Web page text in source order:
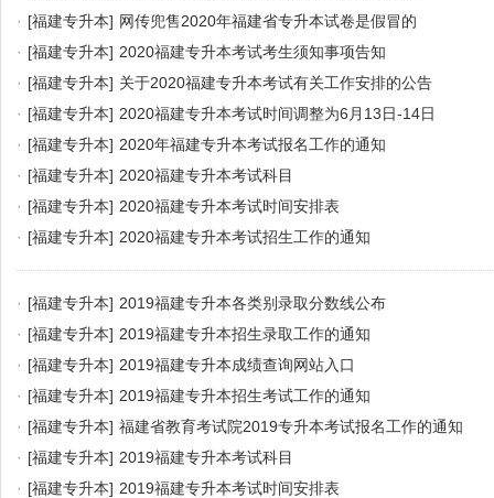
· [福建专升本] 网传兜售2020年福建省专升本试卷是假冒的
· [福建专升本] 2020福建专升本考试考生须知事项告知
· [福建专升本] 关于2020福建专升本考试有关工作安排的公告
· [福建专升本] 2020福建专升本考试时间调整为6月13日-14日
· [福建专升本] 2020年福建专升本考试报名工作的通知
· [福建专升本] 2020福建专升本考试科目
· [福建专升本] 2020福建专升本考试时间安排表
· [福建专升本] 2020福建专升本考试招生工作的通知
· [福建专升本] 2019福建专升本各类别录取分数线公布
· [福建专升本] 2019福建专升本招生录取工作的通知
· [福建专升本] 2019福建专升本成绩查询网站入口
· [福建专升本] 2019福建专升本招生考试工作的通知
· [福建专升本] 福建省教育考试院2019专升本考试报名工作的通知
· [福建专升本] 2019福建专升本考试科目
· [福建专升本] 2019福建专升本考试时间安排表